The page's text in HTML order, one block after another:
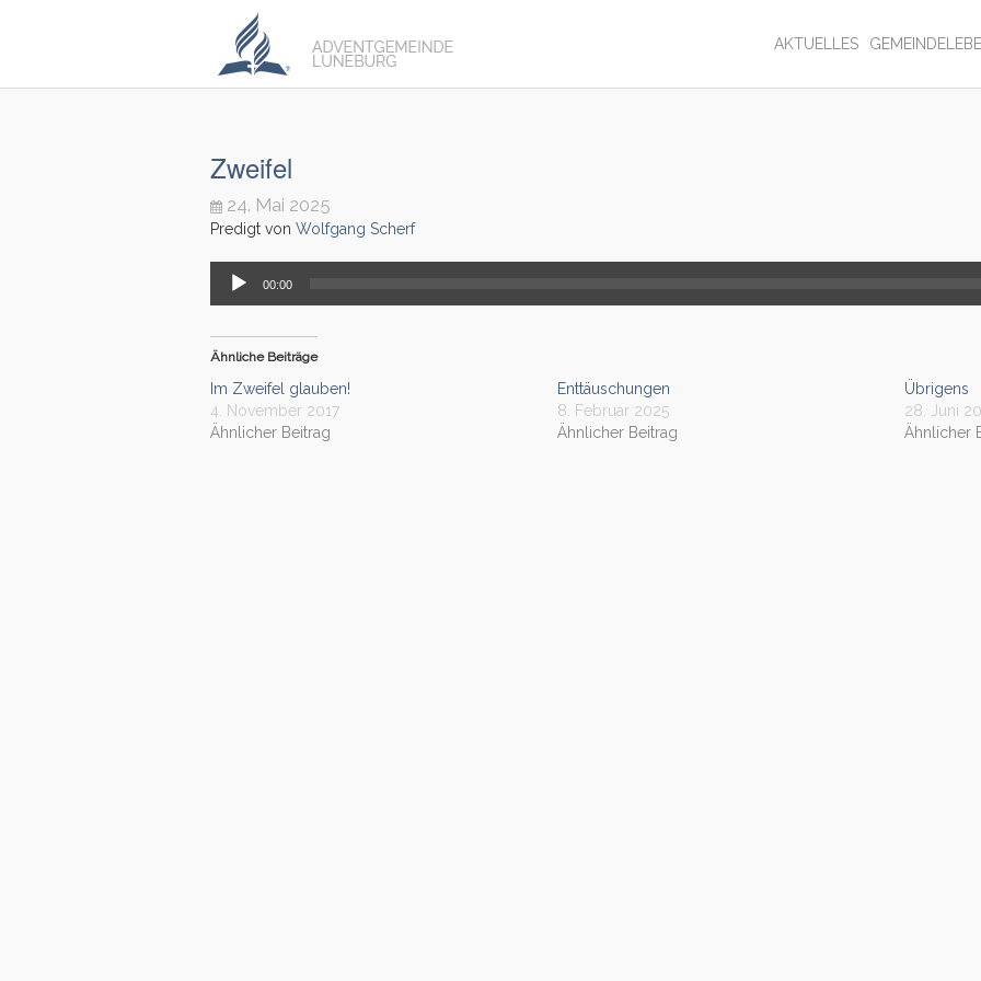
AKTUELLES
Zweifel
24. Mai 2025
Predigt von Wolfgang Scherf
Audio-
Player
00:00
Ähnliche Beiträge
Im Zweifel glauben!
4. November 2017
Ähnlicher Beitrag
Enttäuschungen
8. Februar 2025
Ähnlicher Beitrag
Übrigens
28. Juni
Ähnlicher